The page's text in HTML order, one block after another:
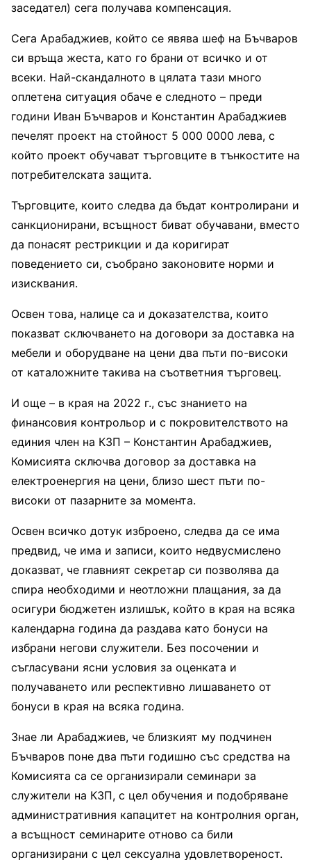
заседател) сега получава компенсация.
Сега Арабаджиев, който се явява шеф на Бъчваров
си връща жеста, като го брани от всичко и от
всеки. Най-скандалното в цялата тази много
оплетена ситуация обаче е следното – преди
години Иван Бъчваров и Константин Арабаджиев
печелят проект на стойност 5 000 0000 лева, с
който проект обучават търговците в тънкостите на
потребителската защита.
Търговците, които следва да бъдат контролирани и
санкционирани, всъщност биват обучавани, вместо
да понасят рестрикции и да коригират
поведението си, съобрано законовите норми и
изисквания.
Освен това, налице са и доказателства, които
показват сключването на договори за доставка на
мебели и оборудване на цени два пъти по-високи
от каталожните такива на съответния търговец.
И още – в края на 2022 г., със знанието на
финансовия контрольор и с покровителството на
единия член на КЗП – Константин Арабаджиев,
Комисията сключва договор за доставка на
електроенергия на цени, близо шест пъти по-
високи от пазарните за момента.
Освен всичко дотук изброено, следва да се има
предвид, че има и записи, които недвусмислено
доказват, че главният секретар си позволява да
спира необходими и неотложни плащания, за да
осигури бюджетен излишък, който в края на всяка
календарна година да раздава като бонуси на
избрани негови служители. Без посочении и
съгласувани ясни условия за оценката и
получаването или респективно лишаването от
бонуси в края на всяка година.
Знае ли Арабаджиев, че близкият му подчинен
Бъчваров поне два пъти годишно със средства на
Комисията са се организирали семинари за
служители на КЗП, с цел обучения и подобряване
административния капацитет на контролния орган,
а всъщност семинарите отново са били
организирани с цел сексуална удовлетвореност.